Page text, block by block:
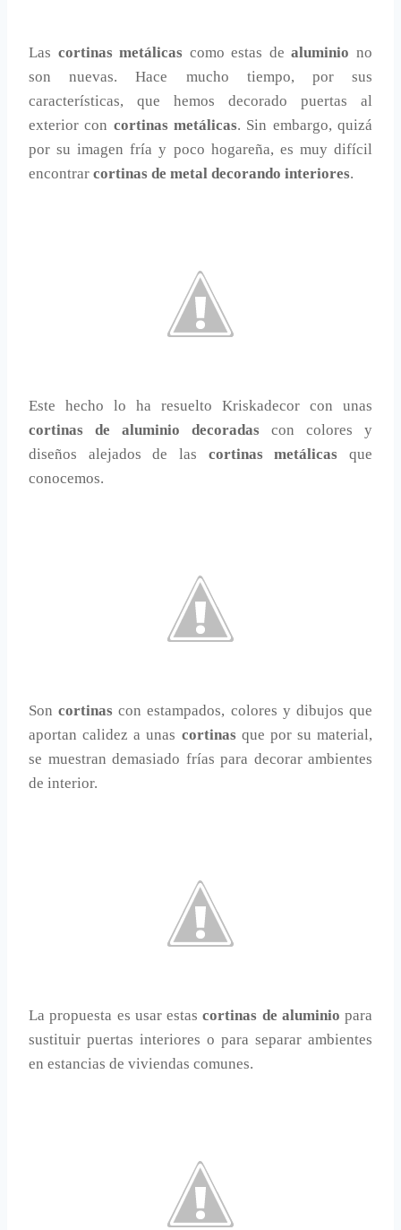
Las cortinas metálicas como estas dealuminio no
son nuevas. Hace mucho tiempo, por sus
características, que hemos decorado puertas al
exterior con cortinas metálicas. Sin embargo, quizá
por su imagen fría y poco hogareña, es muy difícil
encontrar cortinas de metal decorando interiores.
Este hecho lo ha resuelto Kriskadecor con unas
cortinas de aluminio decoradas con colores y
diseños alejados de las cortinas metálicas que
conocemos.
Soncortinas con estampados, colores y dibujos que
aportan calidez a unas cortinasque por su material,
se muestran demasiado frías para decorar ambientes
de interior.
La propuesta es usar estascortinas de aluminio para
sustituir puertas interiores o para separar ambientes
en estancias de viviendas comunes.